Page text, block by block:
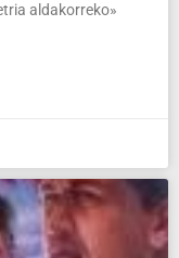
alda­ko­rre­ko»